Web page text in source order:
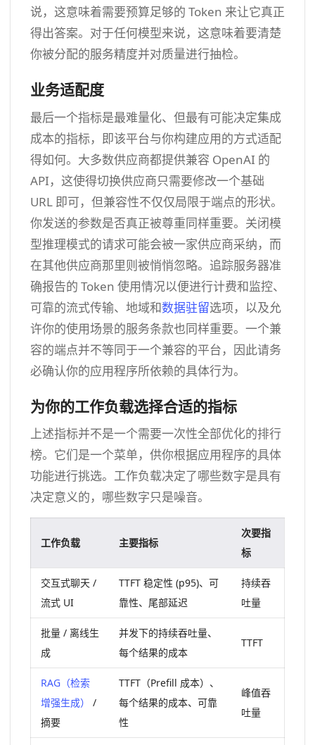
说，这意味着需要预算足够的 Token 来让它真正
得出答案。对于任何模型来说，这意味着要清楚
你被分配的服务精度并对质量进行抽检。
业务适配度
最后一个指标是最难量化、但最有可能决定集成
成本的指标，即该平台与你构建应用的方式适配
得如何。大多数供应商都提供兼容 OpenAI 的
API，这使得切换供应商只需要修改一个基础
URL 即可，但兼容性不仅仅局限于端点的形状。
你发送的参数是否真正被尊重同样重要。关闭模
型推理模式的请求可能会被一家供应商采纳，而
在其他供应商那里则被悄悄忽略。追踪服务器准
确报告的 Token 使用情况以便进行计费和监控、
可靠的流式传输、地域和数据驻留选项，以及允
许你的使用场景的服务条款也同样重要。一个兼
容的端点并不等同于一个兼容的平台，因此请务
必确认你的应用程序所依赖的具体行为。
为你的工作负载选择合适的指标
上述指标并不是一个需要一次性全部优化的排行
榜。它们是一个菜单，供你根据应用程序的具体
功能进行挑选。工作负载决定了哪些数字是具有
决定意义的，哪些数字只是噪音。
工作负载 主要指标
次要指
标
交互式聊天 /
流式 UI
TTFT 稳定性 (p95)、可
靠性、尾部延迟
持续吞
吐量
批量 / 离线生
成
并发下的持续吞吐量、
每个结果的成本
TTFT
RAG（检索
增强生成）
/
摘要
TTFT（Prefill 成本）、
每个结果的成本、可靠
性
峰值吞
吐量